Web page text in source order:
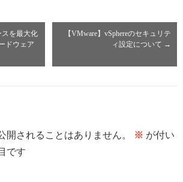
スを最大化
ドウェア
【VMware】vSphereのセキュリテ
ィ設定について →
開されることはありません。 ※ が付い
です